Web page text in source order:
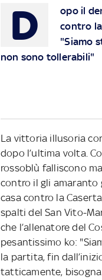
D
opo il
contro la
"Siamo
non sono tollerabili"
La vittoria illusoria
dopo l’ultima volta.
rossoblù falliscono
contro il gli amaranto
casa contro la
spalti del San Vito-
che l’allenatore del
pesantissimo ko:
la partita, fin
tatticamente,